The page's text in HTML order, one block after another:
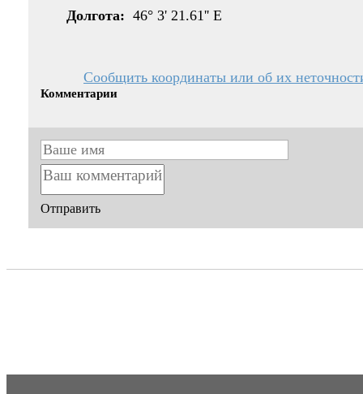
Долгота: 46° 3' 21.61'' E
Сообщить координаты или об их
Комментарии
Отправить